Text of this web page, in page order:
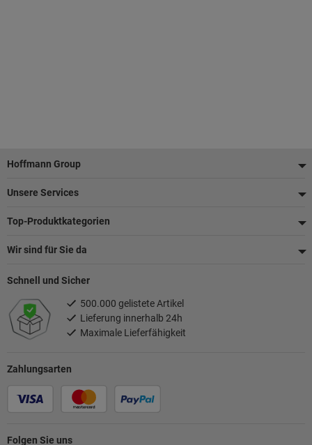
Fußzeile
Hoffmann Group
Unsere Services
Top-Produktkategorien
Wir sind für Sie da
Folgen Sie uns
Zahlungsarten
Schnell und Sicher
500.000 gelistete Artikel
Lieferung innerhalb 24h
Maximale Lieferfähigkeit